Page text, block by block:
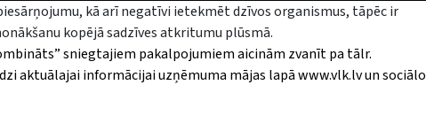
kā arī negatīvi ietekmēt dzīvos organismus, tāpēc ir
kopējā sadzīves atkritumu plūsmā.
sniegtajiem pakalpojumiem aicinām zvanīt pa tālr.
aktuālajai informācijai uzņēmuma mājas lapāwww.vlk.lvun sociālo